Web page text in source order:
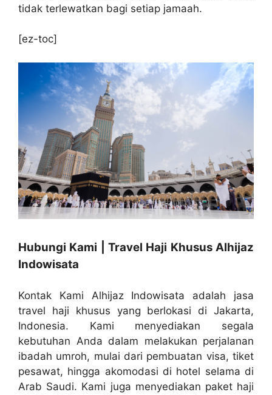
tidak terlewatkan bagi setiap jamaah.
[ez-toc]
Hubungi Kami | Travel Haji Khusus Alhijaz
Indowisata
Kontak Kami Alhijaz Indowisata adalah jasa
travel haji khusus yang berlokasi di Jakarta,
Indonesia. Kami menyediakan segala
kebutuhan Anda dalam melakukan perjalanan
ibadah umroh, mulai dari pembuatan visa, tiket
pesawat, hingga akomodasi di hotel selama di
Arab Saudi. Kami juga menyediakan paket haji